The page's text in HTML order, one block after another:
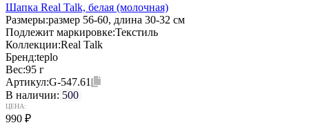
Шапка Real Talk, белая (молочная)
Размеры:размер 56-60, длина 30-32 см
Подлежит маркировке:Текстиль
Коллекции:Real Talk
Бренд:teplo
Вес:95 г
Артикул:G-547.61
В наличии: 500
ЦЕНА:
990 ₽